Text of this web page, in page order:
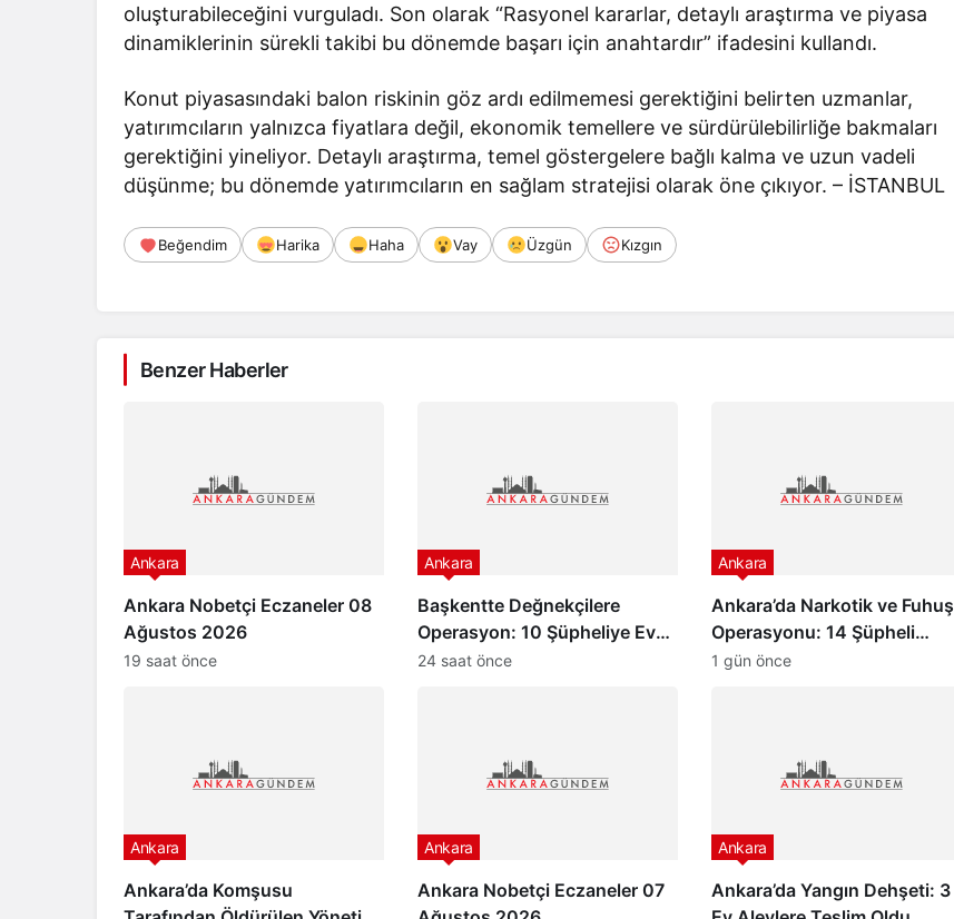
oluşturabileceğini vurguladı. Son olarak “Rasyonel kararlar, detaylı araştırma ve piyasa
dinamiklerinin sürekli takibi bu dönemde başarı için anahtardır” ifadesini kullandı.
Konut piyasasındaki balon riskinin göz ardı edilmemesi gerektiğini belirten uzmanlar,
yatırımcıların yalnızca fiyatlara değil, ekonomik temellere ve sürdürülebilirliğe bakmaları
gerektiğini yineliyor. Detaylı araştırma, temel göstergelere bağlı kalma ve uzun vadeli
düşünme; bu dönemde yatırımcıların en sağlam stratejisi olarak öne çıkıyor. – İSTANBUL
Beğendim Harika Haha Vay Üzgün Kızgın
Benzer Haberler
Ankara Nobetçi Eczaneler 08
Ağustos 2026
Ankara
19 saat önce
Başkentte Değnekçilere
Operasyon: 10 Şüpheliye Ev
Hapsi
Ankara
24 saat önce
Ankara’da Narkotik ve Fuhuş
Operasyonu: 14 Şüpheli
Hakkında Gözaltı Kararı
Ankara
1 gün önce
Ankara’da Komşusu
Ankara
Ankara Nobetçi Eczaneler 07
Ankara
Ankara’da Yangın Dehşeti: 3
Ankara